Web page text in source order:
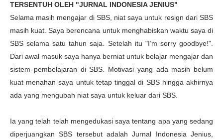
TERSENTUH OLEH "JURNAL INDONESIA JENIUS"
Selama masih mengajar di SBS, niat saya untuk resign dari SBS
masih kuat. Saya berencana untuk menghabiskan waktu saya di
SBS selama satu tahun saja. Setelah itu "I’m sorry goodbye!".
Dari awal masuk saya hanya berniat untuk belajar mengajar dan
sistem pembelajaran di SBS. Motivasi yang ada masih belum
kuat menahan saya untuk tetap tinggal di SBS hingga akhirnya
ada yang mengubah niat saya untuk keluar dari SBS.
Ia yang telah telah mengedukasi saya tentang apa yang sedang
diperjuangkan SBS tersebut adalah Jurnal Indonesia Jenius,